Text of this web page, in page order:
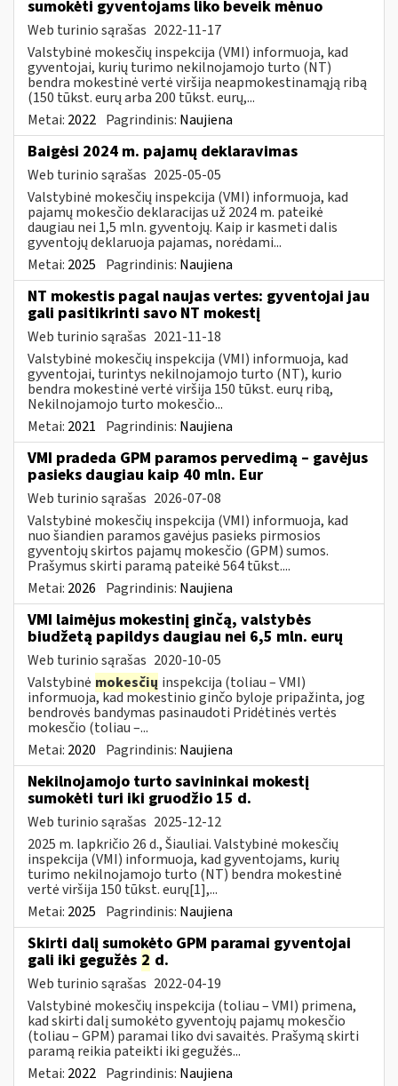
sumokėti gyventojams liko beveik mėnuo
Web turinio sąrašas 2022-11-17
Valstybinė mokesčių inspekcija (VMI) informuoja, kad
gyventojai, kurių turimo nekilnojamojo turto (NT)
bendra mokestinė vertė viršija neapmokestinamąją ribą
(150 tūkst. eurų arba 200 tūkst. eurų,...
Metai: 2022 Pagrindinis: Naujiena
Baigėsi 2024 m. pajamų deklaravimas
Web turinio sąrašas 2025-05-05
Valstybinė mokesčių inspekcija (VMI) informuoja, kad
pajamų mokesčio deklaracijas už 2024 m. pateikė
daugiau nei 1,5 mln. gyventojų. Kaip ir kasmeti dalis
gyventojų deklaruoja pajamas, norėdami...
Metai: 2025 Pagrindinis: Naujiena
NT mokestis pagal naujas vertes: gyventojai jau
gali pasitikrinti savo NT mokestį
Web turinio sąrašas 2021-11-18
Valstybinė mokesčių inspekcija (VMI) informuoja, kad
gyventojai, turintys nekilnojamojo turto (NT), kurio
bendra mokestinė vertė viršija 150 tūkst. eurų ribą,
Nekilnojamojo turto mokesčio...
Metai: 2021 Pagrindinis: Naujiena
VMI pradeda GPM paramos pervedimą – gavėjus
pasieks daugiau kaip 40 mln. Eur
Web turinio sąrašas 2026-07-08
Valstybinė mokesčių inspekcija (VMI) informuoja, kad
nuo šiandien paramos gavėjus pasieks pirmosios
gyventojų skirtos pajamų mokesčio (GPM) sumos.
Prašymus skirti paramą pateikė 564 tūkst....
Metai: 2026 Pagrindinis: Naujiena
VMI laimėjus mokestinį ginčą, valstybės
biudžetą papildys daugiau nei 6,5 mln. eurų
Web turinio sąrašas 2020-10-05
Valstybinė mokesčių inspekcija (toliau – VMI)
informuoja, kad mokestinio ginčo byloje pripažinta, jog
bendrovės bandymas pasinaudoti Pridėtinės vertės
mokesčio (toliau –...
Metai: 2020 Pagrindinis: Naujiena
Nekilnojamojo turto savininkai mokestį
sumokėti turi iki gruodžio 15 d.
Web turinio sąrašas 2025-12-12
2025 m. lapkričio 26 d., Šiauliai. Valstybinė mokesčių
inspekcija (VMI) informuoja, kad gyventojams, kurių
turimo nekilnojamojo turto (NT) bendra mokestinė
vertė viršija 150 tūkst. eurų[1],...
Metai: 2025 Pagrindinis: Naujiena
Skirti dalį sumokėto GPM paramai gyventojai
gali iki gegužės 2 d.
Web turinio sąrašas 2022-04-19
Valstybinė mokesčių inspekcija (toliau – VMI) primena,
kad skirti dalį sumokėto gyventojų pajamų mokesčio
(toliau – GPM) paramai liko dvi savaitės. Prašymą skirti
paramą reikia pateikti iki gegužės...
Metai: 2022 Pagrindinis: Naujiena